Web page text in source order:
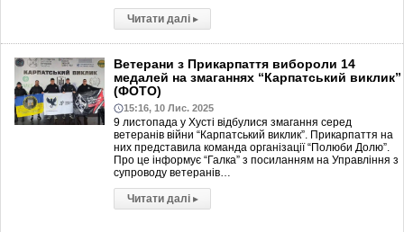
Читати далі ▸
Ветерани з Прикарпаття вибороли 14
медалей на змаганнях “Карпатський виклик”
(ФОТО)
15:16, 10 Лис. 2025
9 листопада у Хусті відбулися змагання серед
ветеранів війни “Карпатський виклик”. Прикарпаття на
них представила команда організації “Полюби Долю”.
Про це інформує “Галка” з посиланням на Управління з
супроводу ветеранів…
Читати далі ▸